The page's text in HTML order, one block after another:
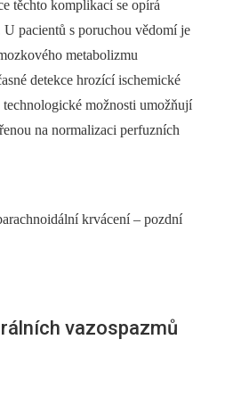
těchto komplikací se opírá
pacientů s poruchou vědomí je
metabolizmu
detekce hrozící ischemické
možnosti umožňují
na normalizaci perfuzních
krvácení –⁠ pozdní
vazospazmů